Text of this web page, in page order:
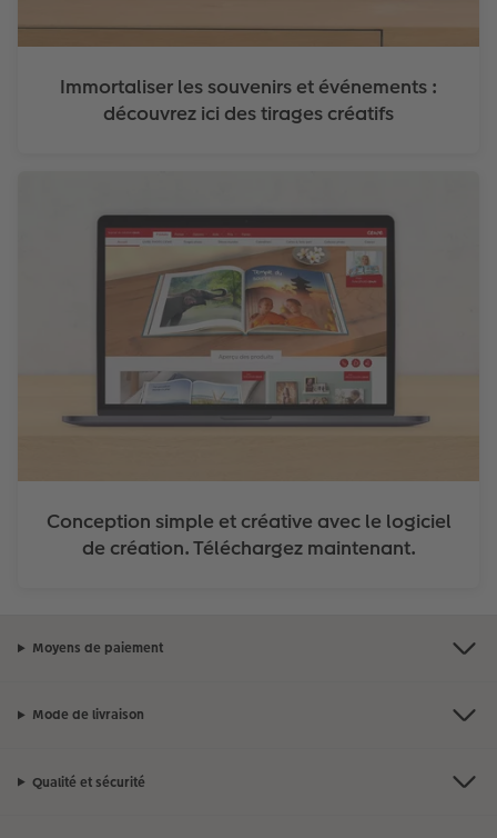
Immortaliser les souvenirs et événements :
découvrez ici des tirages créatifs
Conception simple et créative avec le logiciel
de création. Téléchargez maintenant.
Moyens de paiement
Mode de livraison
Qualité et sécurité